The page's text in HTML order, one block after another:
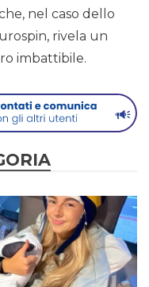
nel caso dello
rivela un
imbattibile.